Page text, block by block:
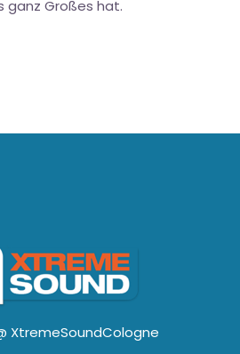
ganz Großes hat.
XtremeSoundCologne